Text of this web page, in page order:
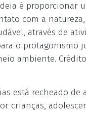
é proporcionar
com a
através de
o protagonismo
ambiente.
está recheado de
crianças,